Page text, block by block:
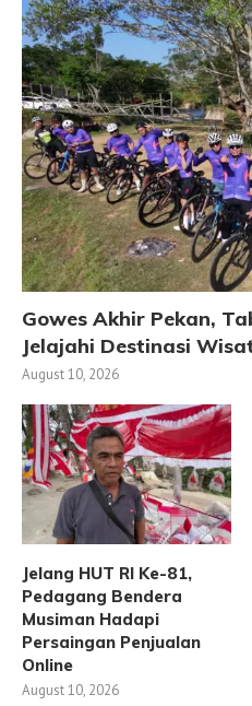
Gowes Akhir Pekan,
Jelajahi Destinasi
August 10, 2026
Jelang HUT RI Ke-81,
Pedagang Bendera
Musiman Hadapi
Persaingan Penjualan
Online
August 10, 2026